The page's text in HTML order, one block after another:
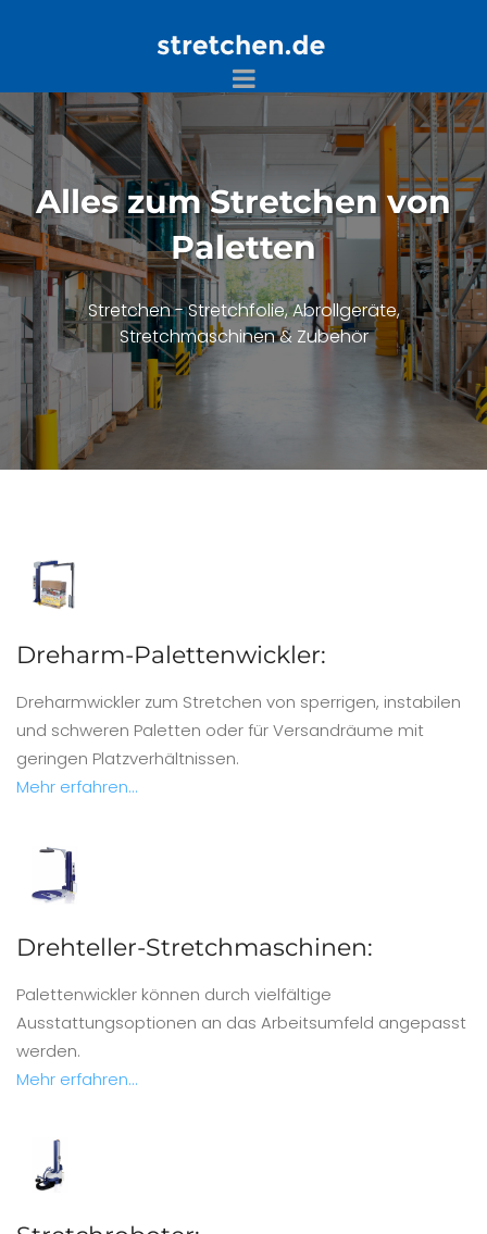
Alles zum Stretchen von
Paletten
Stretchen - Stretchfolie, Abrollgeräte,
Stretchmaschinen & Zubehör
Dreharm-Palettenwickler:
Dreharmwickler zum Stretchen von sperrigen, instabilen
und schweren Paletten oder für Versandräume mit
geringen Platzverhältnissen.
Mehr erfahren...
Drehteller-Stretchmaschinen:
Palettenwickler können durch vielfältige
Ausstattungsoptionen an das Arbeitsumfeld angepasst
werden.
Mehr erfahren...